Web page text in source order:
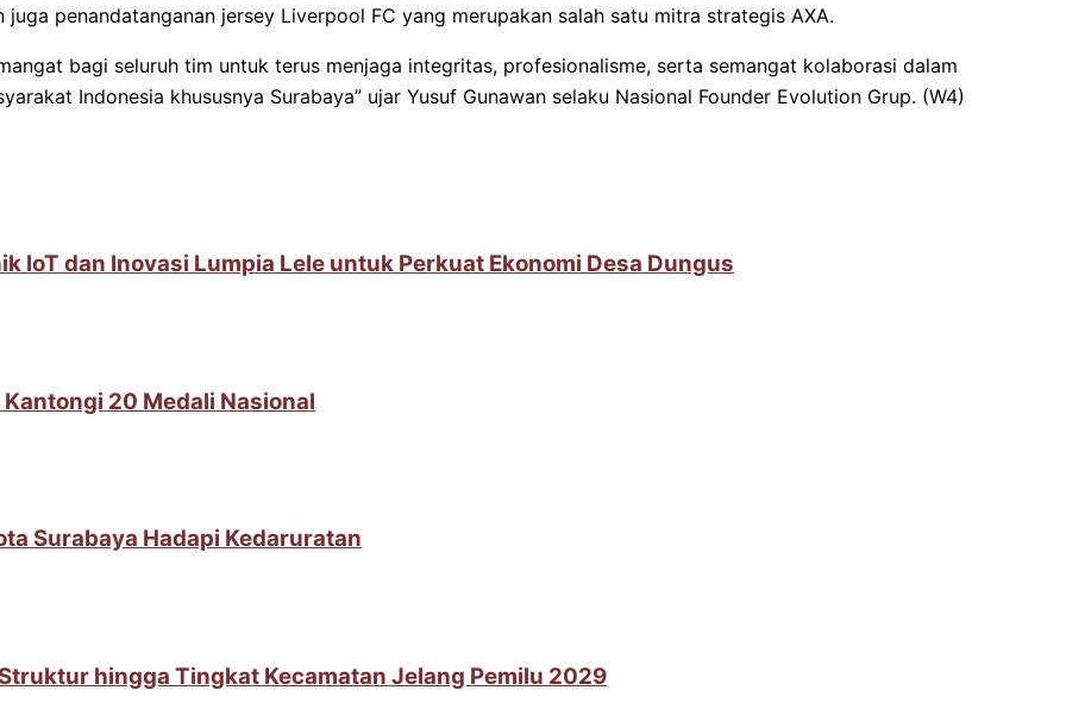
penandatanganan jersey Liverpool FC yang merupakan salah satu mitra strategis AXA.
bagi seluruh tim untuk terus menjaga integritas, profesionalisme, serta semangat kolaborasi dalam
Indonesia khususnya Surabaya” ujar Yusuf Gunawan selaku Nasional Founder Evolution Grup. (W4)
IoT dan Inovasi Lumpia Lele untuk Perkuat Ekonomi Desa Dungus
20 Medali Nasional
Surabaya Hadapi Kedaruratan
hingga Tingkat Kecamatan Jelang Pemilu 2029